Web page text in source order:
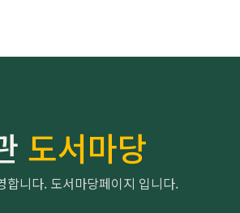
도서마당
니다. 도서마당페이지 입니다.